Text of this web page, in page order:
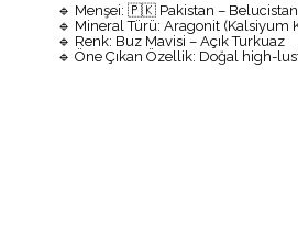
🔹 Menşei: 🇵🇰 Pakistan –
🔹 Mineral Türü: Aragonit (Kalsiyum
🔹 Renk: Buz Mavisi – Açık Turkuaz
🔹 Öne Çıkan Özellik: Doğal high-